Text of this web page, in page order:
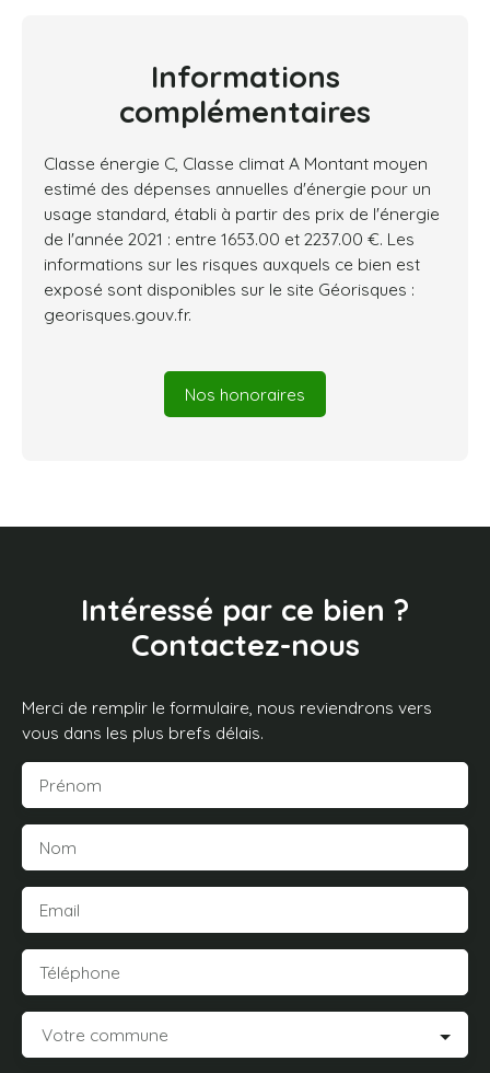
Informations
complémentaires
Classe énergie C, Classe climat A Montant moyen
estimé des dépenses annuelles d'énergie pour un
usage standard, établi à partir des prix de l'énergie
de l'année 2021 : entre 1653.00 et 2237.00 €. Les
informations sur les risques auxquels ce bien est
exposé sont disponibles sur le site Géorisques :
georisques.gouv.fr.
Nos honoraires
Intéressé par ce bien ?
Contactez-nous
Merci de remplir le formulaire, nous reviendrons vers
vous dans les plus brefs délais.
Prénom
Nom
Email
Téléphone
Votre commune